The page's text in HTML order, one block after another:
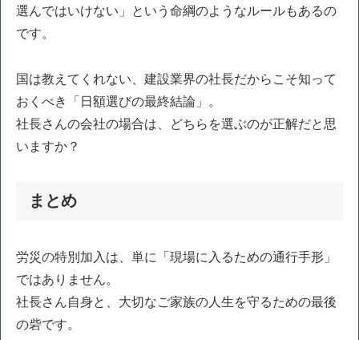
選んではいけない」という命綱のようなルールもあるの
です。
国は教えてくれない、建設業界の社長だからこそ知って
おくべき「日額選びの最終結論」。
社長さんの会社の場合は、どちらを選ぶのが正解だと思
いますか？
まとめ
労災の特別加入は、単に「現場に入るための通行手形」
ではありません。
社長さん自身と、大切なご家族の人生を守るための最後
の砦です。